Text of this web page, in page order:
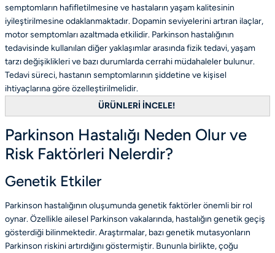
semptomların hafifletilmesine ve hastaların yaşam kalitesinin
iyileştirilmesine odaklanmaktadır. Dopamin seviyelerini artıran ilaçlar,
motor semptomları azaltmada etkilidir. Parkinson hastalığının
tedavisinde kullanılan diğer yaklaşımlar arasında fizik tedavi, yaşam
tarzı değişiklikleri ve bazı durumlarda cerrahi müdahaleler bulunur.
Tedavi süreci, hastanın semptomlarının şiddetine ve kişisel
ihtiyaçlarına göre özelleştirilmelidir.
ÜRÜNLERİ İNCELE!
Parkinson Hastalığı Neden Olur ve
Risk Faktörleri Nelerdir?
Genetik Etkiler
Parkinson hastalığının oluşumunda genetik faktörler önemli bir rol
oynar. Özellikle ailesel Parkinson vakalarında, hastalığın genetik geçiş
gösterdiği bilinmektedir. Araştırmalar, bazı genetik mutasyonların
Parkinson riskini artırdığını göstermiştir. Bununla birlikte, çoğu